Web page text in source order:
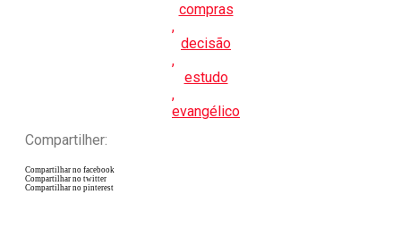
compras
,
decisão
,
estudo
,
evangélico
Compartilher:
Compartilhar no facebook
Compartilhar no twitter
Compartilhar no pinterest